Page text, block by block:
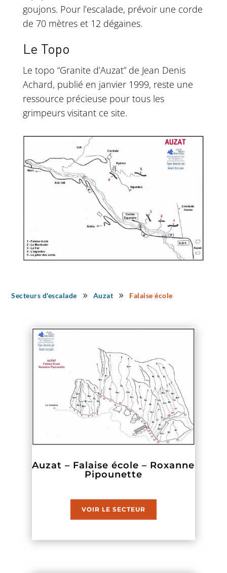
goujons. Pour l’escalade, prévoir une corde
de 70 mètres et 12 dégaines.
Le Topo
Le topo “Granite d’Auzat” de Jean Denis
Achard, publié en janvier 1999, reste une
ressource précieuse pour tous les
grimpeurs visitant ce site.
Secteurs d'escalade 9 Auzat 9 Falaise école
Auzat – Falaise école – Roxanne
Pipounette
VOIR LE SECTEUR